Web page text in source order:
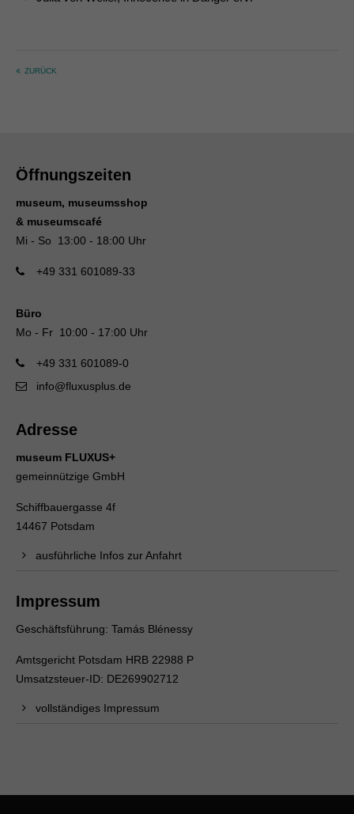
ZURÜCK
Öffnungszeiten
museum, museumsshop
& museumscafé
Mi - So 13:00 - 18:00 Uhr
+49 331 601089-33
Büro
Mo - Fr 10:00 - 17:00 Uhr
+49 331 601089-0
info@fluxusplus.de
Adresse
museum FLUXUS+
gemeinnützige GmbH
Schiffbauergasse 4f
14467 Potsdam
ausführliche Infos zur Anfahrt
Impressum
Geschäftsführung: Tamás Blénessy
Amtsgericht Potsdam HRB 22988 P
Umsatzsteuer-ID: DE269902712
vollständiges Impressum